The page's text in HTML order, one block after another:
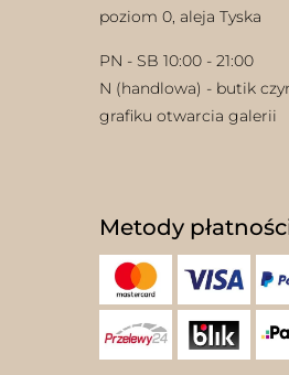
poziom 0, aleja Tyska
PN - SB 10:00 - 21:00
N (handlowa) - butik
grafiku otwarcia galerii
Metody